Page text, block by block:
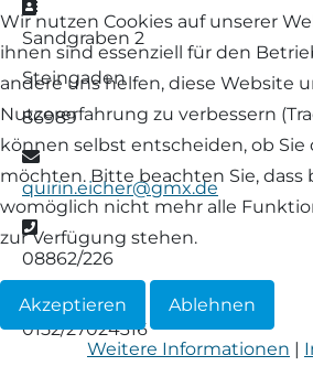
Adresse
Sandgraben 2
Steingaden
86989
E-Mail
quirin.eicher@gmx.de
Telefon
08862/226
Mobil
0152/27024316
Wir nutzen Cookies auf unserer
ihnen sind essenziell für den
andere uns helfen, diese Website
Nutzererfahrung zu verbessern
können selbst entscheiden, ob Sie
möchten. Bitte beachten Sie, dass
womöglich nicht mehr alle
zur Verfügung stehen.
Akzeptieren Ablehnen
Weitere Informationen |
Fachberater in Bayern
Lineare Beurteilung Zahnstellung
Erfassung der Euterreinheit
Skudde
South Down
Soayschaf
Waldschaf
Weiße gehörnte Heidschnucke
Weiße hornlose Heidschnucke